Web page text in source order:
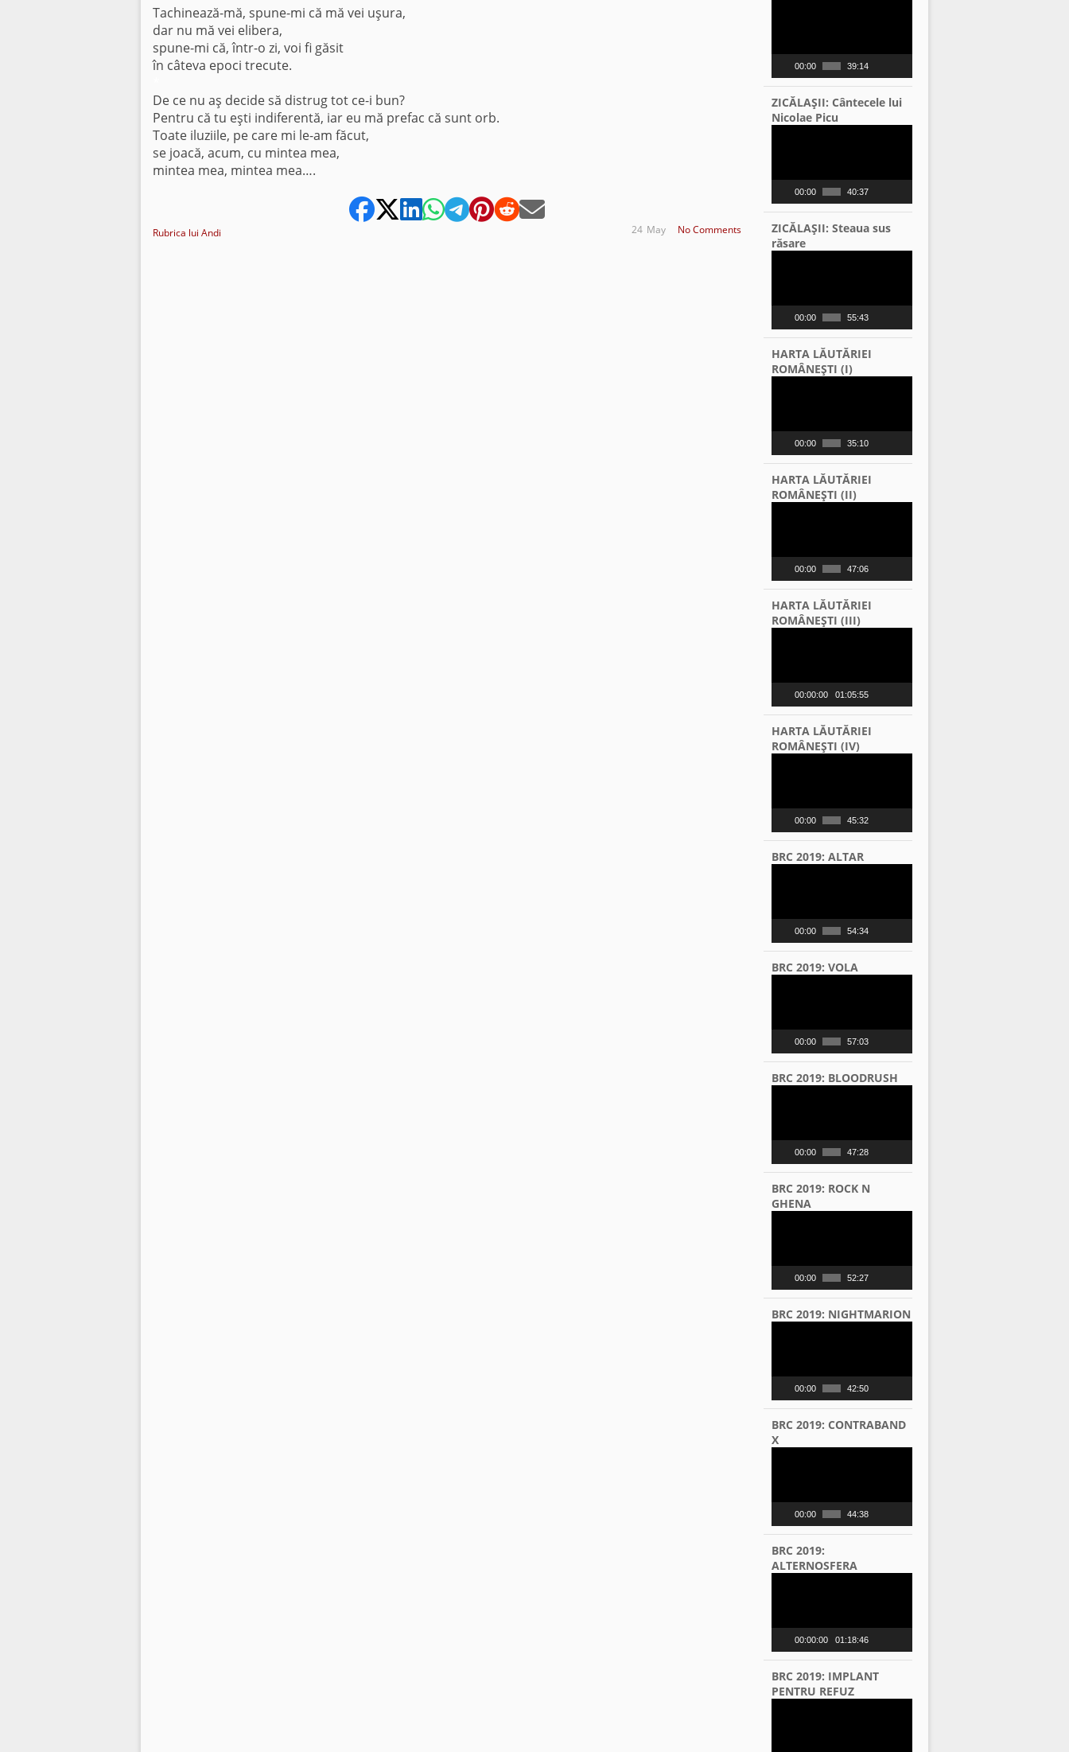
Tachinează-mă, spune-mi că mă vei uşura,
dar nu mă vei elibera,
spune-mi că, într-o zi, voi fi găsit
în câteva epoci trecute.
De ce nu aş decide să distrug tot ce-i bun?
Pentru că tu eşti indiferentă, iar eu mă prefac că sunt orb.
Toate iluziile, pe care mi le-am făcut,
se joacă, acum, cu mintea mea,
mintea mea, mintea mea….
Rubrica lui Andi No Comments
May
24
00:00 39:14
ZICĂLAŞII: Cântecele lui
Nicolae Picu
00:00 40:37
ZICĂLAŞII: Steaua sus
răsare
00:00 55:43
HARTA LĂUTĂRIEI
ROMÂNEŞTI (I)
00:00 35:10
HARTA LĂUTĂRIEI
ROMÂNEŞTI (II)
00:00 47:06
HARTA LĂUTĂRIEI
ROMÂNEŞTI (III)
00:00:00 01:05:55
HARTA LĂUTĂRIEI
ROMÂNEŞTI (IV)
00:00 45:32
BRC 2019: ALTAR
00:00 54:34
BRC 2019: VOLA
00:00 57:03
BRC 2019: BLOODRUSH
00:00 47:28
BRC 2019: ROCK N
GHENA
00:00 52:27
BRC 2019: NIGHTMARION
00:00 42:50
BRC 2019: CONTRABAND
X
00:00 44:38
BRC 2019:
ALTERNOSFERA
00:00:00 01:18:46
BRC 2019: IMPLANT
PENTRU REFUZ